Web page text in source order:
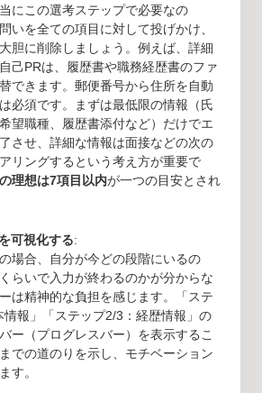
にこの選考ステップで必要なの
いを全ての項目に対して投げかけ、
胆に削除しましょう。例えば、詳細
己PRは、履歴書や職務経歴書のファ
できます。郵便番号から住所を自動
必須です。まずは最低限の情報（氏
望職種、履歴書添付など）だけでエ
させ、詳細な情報は面接などの次の
リングするという考え方が重要で
理想は7項目以内が一つの目安とされ
可視化する:
場合、自分が今どの段階にいるの
らいで入力が終わるのかが分からな
は精神的な負担を感じます。「ステ
情報」「ステップ2/3：経歴情報」の
ー（プログレスバー）を表示するこ
での道のりを示し、モチベーション
す。